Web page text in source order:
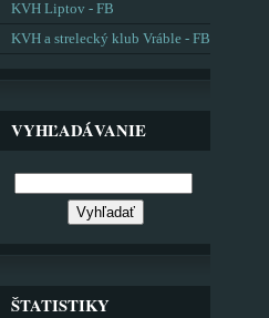
KVH Liptov - FB
KVH a strelecký klub Vráble - FB
VYHĽADÁVANIE
ŠTATISTIKY